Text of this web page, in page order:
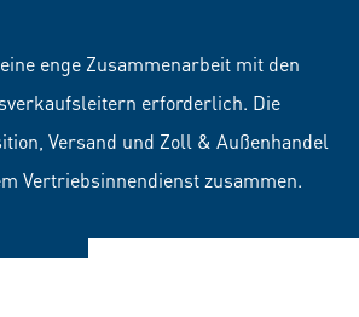
enge Zusammenarbeit mit den
erforderlich. Die
Versand und Zoll & Außenhandel
Vertriebsinnendienst zusammen.